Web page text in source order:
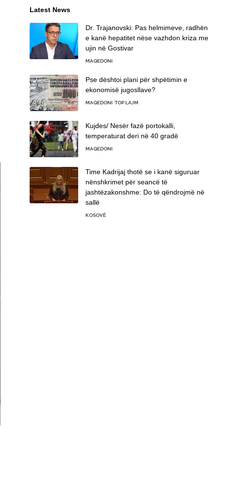
Latest News
Dr. Trajanovski: Pas helmimeve, radhën
e kanë hepatitet nëse vazhdon kriza me
ujin në Gostivar
MAQEDONI
Pse dështoi plani për shpëtimin e
ekonomisë jugosllave?
MAQEDONI TOP LAJM
Kujdes/ Nesër fazë portokalli,
temperaturat deri në 40 gradë
MAQEDONI
Time Kadrijaj thotë se i kanë siguruar
nënshkrimet për seancë të
jashtëzakonshme: Do të qëndrojmë në
sallë
KOSOVË